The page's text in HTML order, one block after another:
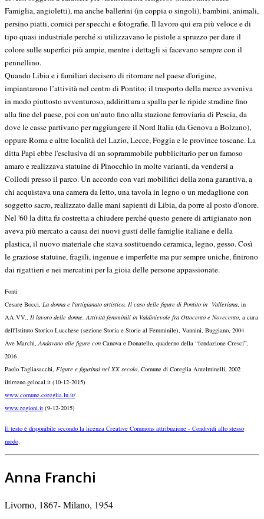
Famiglia, angioletti), ma anche ballerini (in coppia o singoli), bambini, animali,
persino piatti, cornici per specchi e fotografie. Il lavoro qui era più veloce e di
tipo quasi industriale perché si utilizzavano le pistole a spruzzo per dare il
colore sulle superfici più ampie, mentre i dettagli si facevano sempre con il
pennellino.
Quando Libia e i familiari decisero di ritornare nel paese d'origine,
impiantarono l’attività nel centro di Pontito; il trasporto della merce avveniva
in modo piuttosto avventuroso, addirittura a spalla per le ripide stradine fino
alla fine del paese, poi con un’auto fino alla stazione ferroviaria di Pescia, da
dove le casse partivano per raggiungere il Nord Italia (da Genova a Bolzano),
oppure Roma e altre località del Lazio, Lecce, Foggia e le province toscane. La
ditta Papi ebbe l'esclusiva di un soprammobile pubblicitario per un famoso
amaro e realizzava statuine di Pinocchio in molte varianti, da vendersi a
Collodi presso il parco. Un accordo con vari mobilifici della zona garantiva, a
chi acquistava una camera da letto, una tavola in legno o un medaglione con
soggetto sacro, realizzato dalle mani sapienti di Libia, da porre al posto d'onore.
Nel '60 la ditta fu costretta a chiudere perché questo genere di artigianato non
aveva più mercato a causa dei nuovi gusti delle famiglie italiane e della
plastica, il nuovo materiale che stava sostituendo ceramica, legno, gesso. Così
le graziose statuine, fragili, ingenue e imperfette ma pur sempre uniche, finirono
dai rigattieri e nei mercatini per la gioia delle persone appassionate.
Fonti
Cesare Bocci, La donna e l'artigianato artistico. Il caso delle figure di Pontito in Valleriana , in
AA.VV., Il lavoro delle donne. Attività femminili in Valdinievole fra Ottocento e Novecento , a cura
dell'Istituto Storico Lucchese (sezione Storia e Storie al Femminile), Vannini, Buggiano, 2004
Ave Marchi, Andavano alle figure con Canova e Donatello, quaderno della “fondazione Cresci”,
2016
Paolo Tagliasacchi, Figure e figurinai nel XX secolo , Comune di Coreglia Antelminelli, 2002
iltirreno.gelocal.it (10-12-2015)
www.comune.coreglia.lu.it/
www.regioni.it (9-12-2015)
Il testo è disponibile secondo la licenza Creative Commons attribuzione - Condividi allo stesso
modo.
Anna Franchi
Livorno, 1867- Milano, 1954